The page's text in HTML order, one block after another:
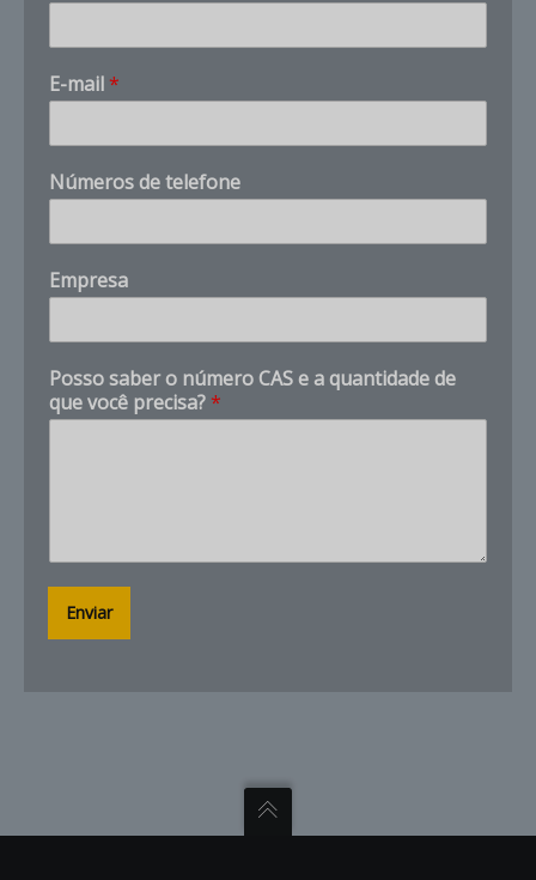
E-mail *
s
a
e
r
d
s
b
e
Números de telefone
Empresa
Posso saber o número CAS e a quantidade de
que você precisa? *
Enviar